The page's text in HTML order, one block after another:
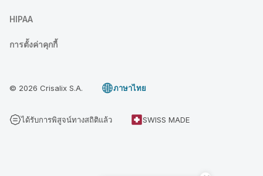
HIPAA
การตั้งค่าคุกกี้
© 2026 Crisalix S.A. ภาษาไทย
ได้รับการพิสูจน์ทางสถิติแล้ว SWISS MADE